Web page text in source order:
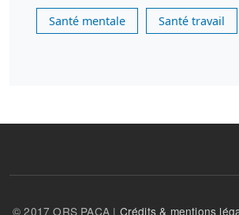
Santé mentale Santé travail
© 2017 ORS PACA | Crédits & mentions